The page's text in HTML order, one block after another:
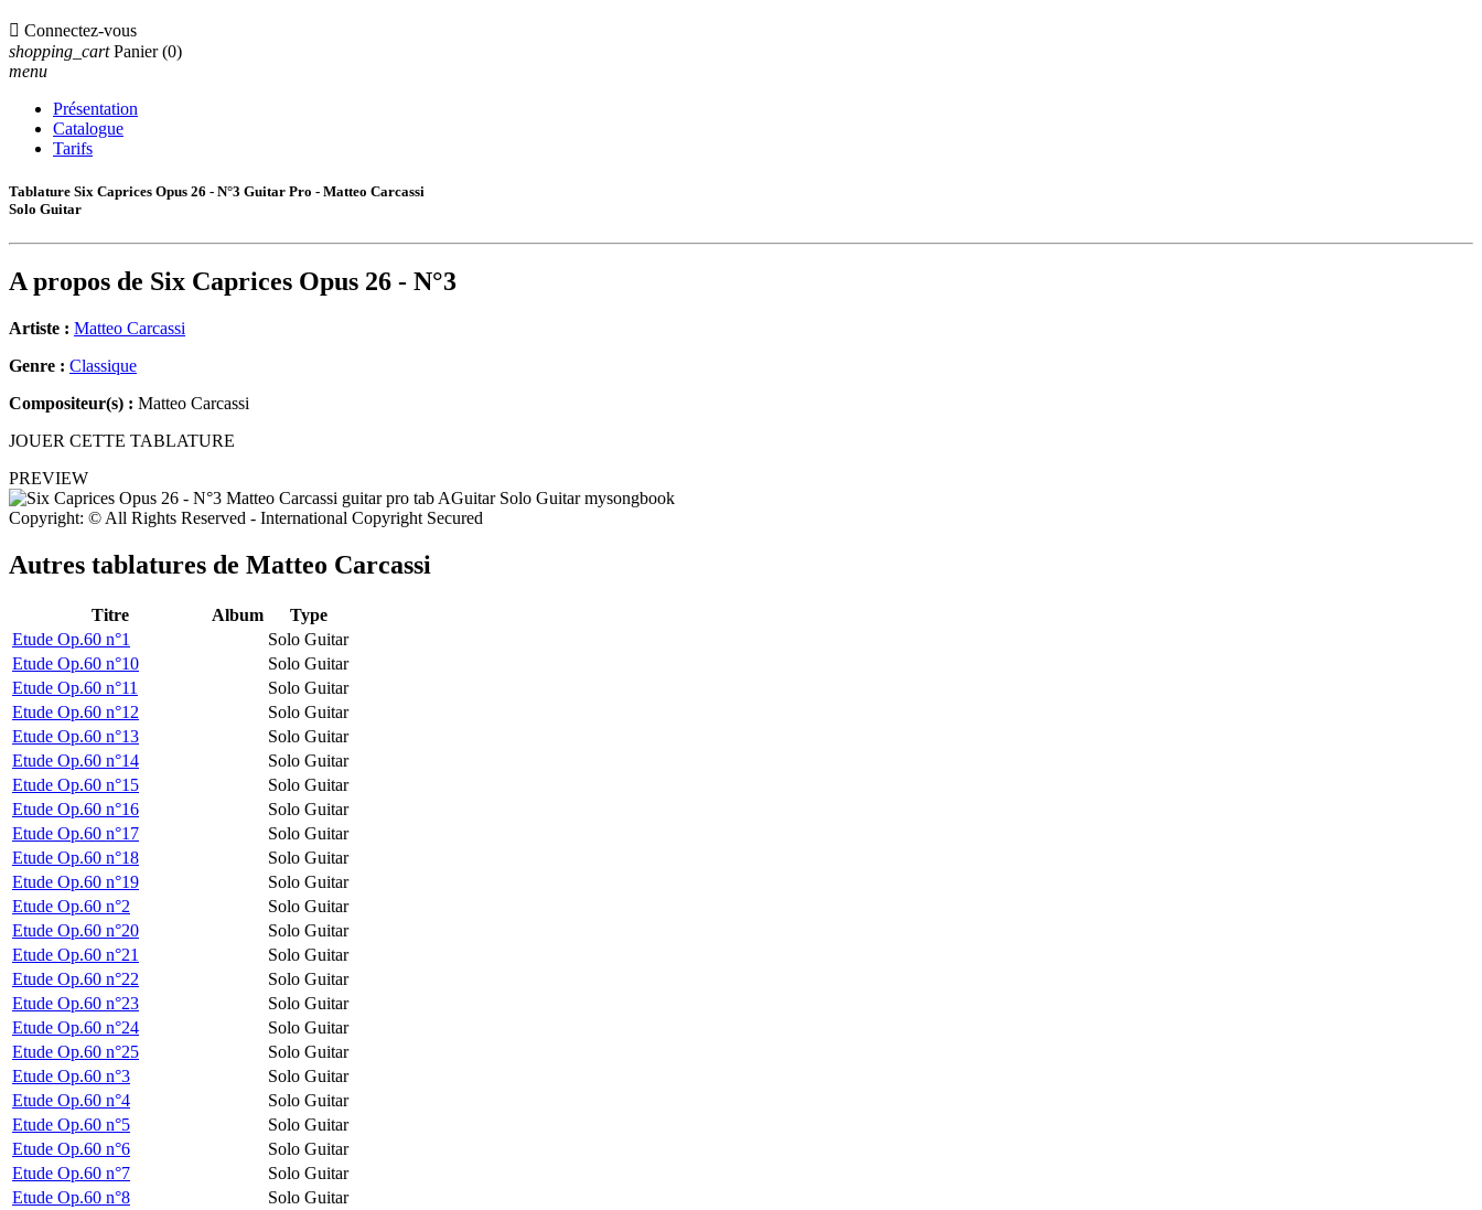
 Connectez-vous
shopping_cart Panier (0)
menu
Présentation
Catalogue
Tarifs
Tablature Six Caprices Opus 26 - N°3 Guitar Pro - Matteo Carcassi
Solo Guitar
A propos de Six Caprices Opus 26 - N°3
Artiste : Matteo Carcassi
Genre : Classique
Compositeur(s) : Matteo Carcassi
JOUER CETTE TABLATURE
PREVIEW
Copyright: © All Rights Reserved - International Copyright Secured
Autres tablatures de Matteo Carcassi
Titre Album
Type
Etude Op.60 n°1
Solo Guitar
Etude Op.60 n°10
Solo Guitar
Etude Op.60 n°11
Solo Guitar
Etude Op.60 n°12
Solo Guitar
Etude Op.60 n°13
Solo Guitar
Etude Op.60 n°14
Solo Guitar
Etude Op.60 n°15
Solo Guitar
Etude Op.60 n°16
Solo Guitar
Etude Op.60 n°17
Solo Guitar
Etude Op.60 n°18
Solo Guitar
Etude Op.60 n°19
Solo Guitar
Etude Op.60 n°2
Solo Guitar
Etude Op.60 n°20
Solo Guitar
Etude Op.60 n°21
Solo Guitar
Etude Op.60 n°22
Solo Guitar
Etude Op.60 n°23
Solo Guitar
Etude Op.60 n°24
Solo Guitar
Etude Op.60 n°25
Solo Guitar
Etude Op.60 n°3
Solo Guitar
Etude Op.60 n°4
Solo Guitar
Etude Op.60 n°5
Solo Guitar
Etude Op.60 n°6
Solo Guitar
Etude Op.60 n°7
Solo Guitar
Etude Op.60 n°8
Solo Guitar